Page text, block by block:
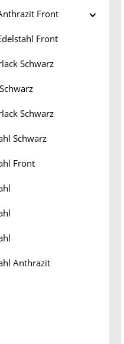
Front
Front
Schwarz
Schwarz
Schwarz
Front
Anthrazit